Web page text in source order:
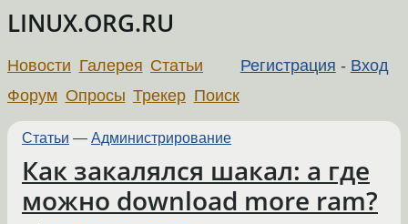
LINUX.ORG.RU
Регистрация - Вход
Новости Галерея Статьи
Форум Опросы Трекер Поиск
Статьи — Администрирование
Как закалялся шакал: а где
можно download more ram?